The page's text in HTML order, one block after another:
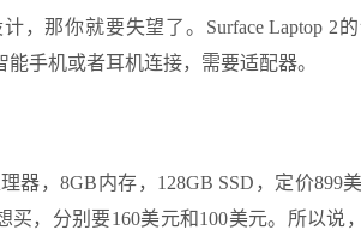
，那你就要失望了。Surface Laptop 2
手机或者耳机连接，需要适配器。
器，8GB内存，128GB SSD，定价899
买，分别要160美元和100美元。所以说